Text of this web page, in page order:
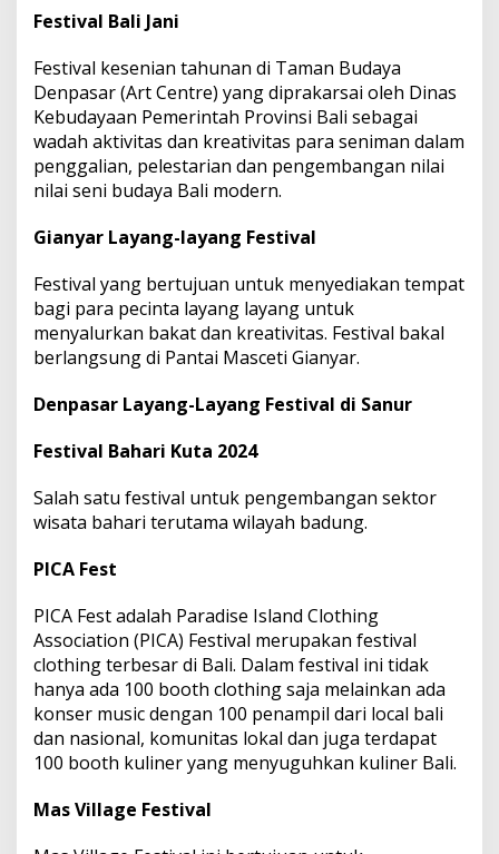
Festival Bali Jani
Festival kesenian tahunan di Taman Budaya
Denpasar (Art Centre) yang diprakarsai oleh Dinas
Kebudayaan Pemerintah Provinsi Bali sebagai
wadah aktivitas dan kreativitas para seniman dalam
penggalian, pelestarian dan pengembangan nilai
nilai seni budaya Bali modern.
Gianyar Layang-layang Festival
Festival yang bertujuan untuk menyediakan tempat
bagi para pecinta layang layang untuk
menyalurkan bakat dan kreativitas. Festival bakal
berlangsung di Pantai Masceti Gianyar.
Denpasar Layang-Layang Festival di Sanur
Festival Bahari Kuta 2024
Salah satu festival untuk pengembangan sektor
wisata bahari terutama wilayah badung.
PICA Fest
PICA Fest adalah Paradise Island Clothing
Association (PICA) Festival merupakan festival
clothing terbesar di Bali. Dalam festival ini tidak
hanya ada 100 booth clothing saja melainkan ada
konser music dengan 100 penampil dari local bali
dan nasional, komunitas lokal dan juga terdapat
100 booth kuliner yang menyuguhkan kuliner Bali.
Mas Village Festival